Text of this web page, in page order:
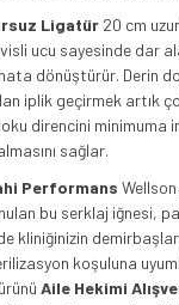
Ligatür 20 cm
ucu sayesinde dar
dönüştürür. Derin
iplik geçirmek artık
doku direncini
sağlar.
Performans
bu serklaj iğnesi,
kliniğinizin
koşuluna
Aile Hekimi